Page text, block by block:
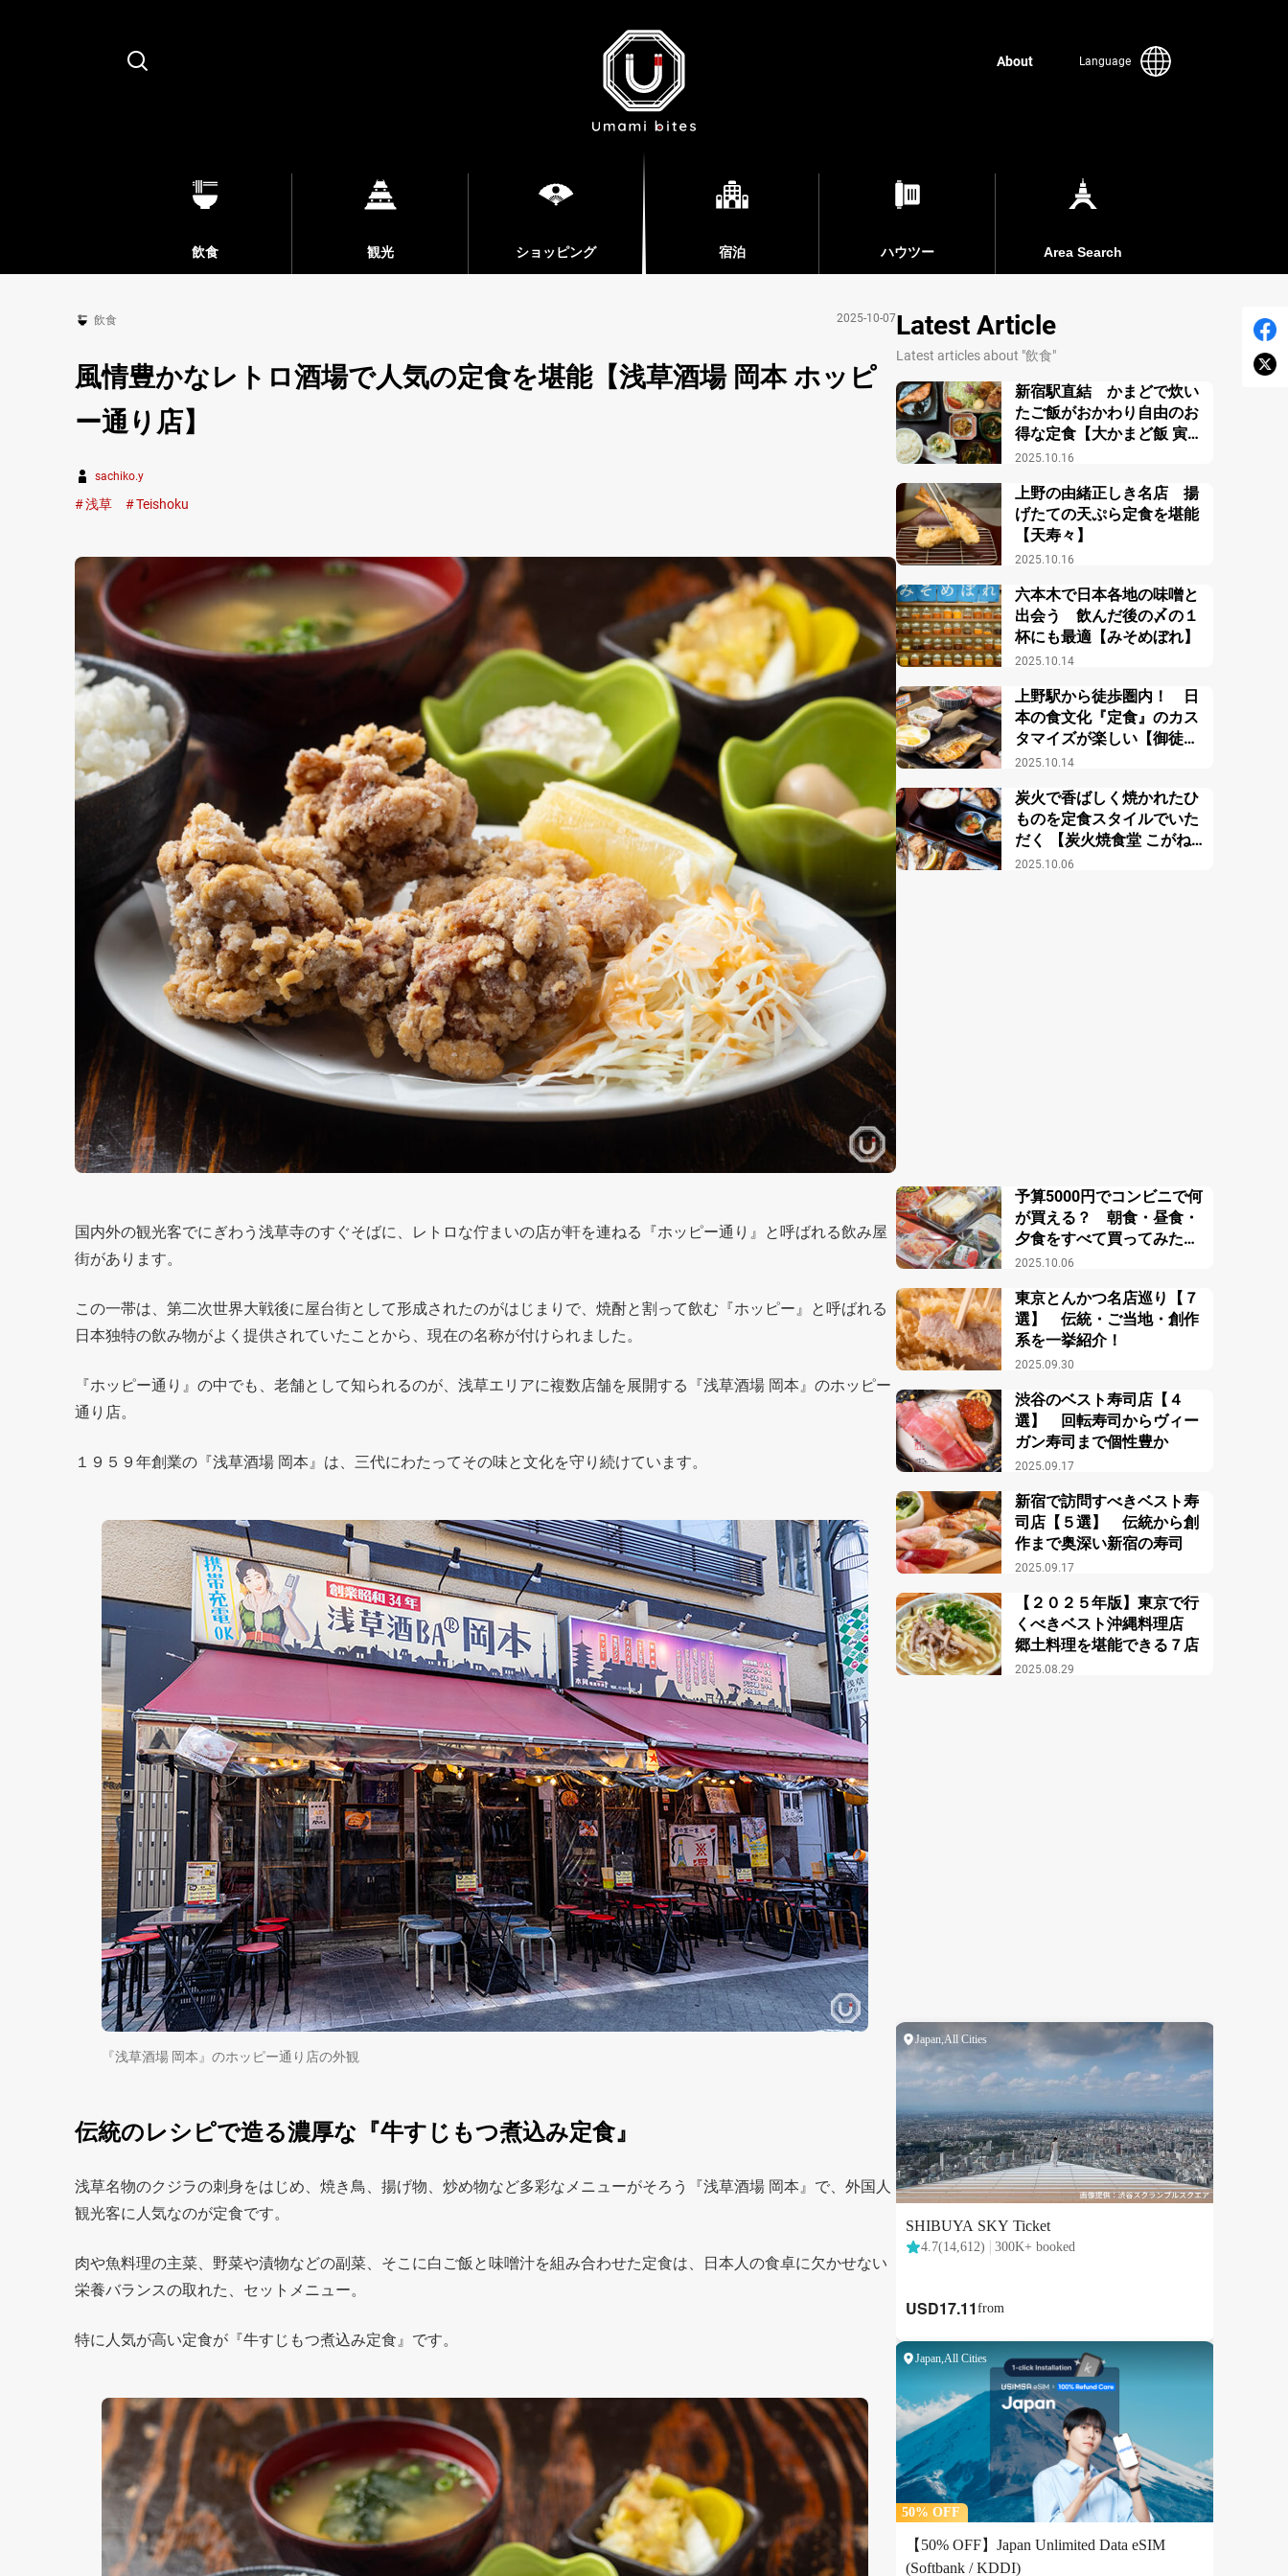
Search
About Language
飲食 観光 ショッピング 宿泊 ハウツー Area Search
飲食 2025-10-07
風情豊かなレトロ酒場で人気の定食を堪能【浅草酒場 岡本 ホッピ
ー通り店】
sachiko.y
浅草 Teishoku
国内外の観光客でにぎわう浅草寺のすぐそばに、レトロな佇まいの店が軒を連ねる『ホッピー通り』と呼ばれる飲み屋
街があります。
この一帯は、第二次世界大戦後に屋台街として形成されたのがはじまりで、焼酎と割って飲む『ホッピー』と呼ばれる
日本独特の飲み物がよく提供されていたことから、現在の名称が付けられました。
『ホッピー通り』の中でも、老舗として知られるのが、浅草エリアに複数店舗を展開する『浅草酒場 岡本』のホッピー
通り店。
１９５９年創業の『浅草酒場 岡本』は、三代にわたってその味と文化を守り続けています。
『浅草酒場 岡本』のホッピー通り店の外観
伝統のレシピで造る濃厚な『牛すじもつ煮込み定食』
浅草名物のクジラの刺身をはじめ、焼き鳥、揚げ物、炒め物など多彩なメニューがそろう『浅草酒場 岡本』で、外国人
観光客に人気なのが定食です。
肉や魚料理の主菜、野菜や漬物などの副菜、そこに白ご飯と味噌汁を組み合わせた定食は、日本人の食卓に欠かせない
栄養バランスの取れた、セットメニュー。
特に人気が高い定食が『牛すじもつ煮込み定食』です。
Latest Article
Latest articles about "飲食"
2025.10.16
新宿駅直結 かまどで炊い
たご飯がおかわり自由のお
得な定食【大かまど飯 寅福
ルミネ新宿店】
2025.10.16
上野の由緒正しき名店 揚
げたての天ぷら定食を堪能
【天寿々】
2025.10.14
六本木で日本各地の味噌と
出会う 飲んだ後の〆の１
杯にも最適【みそめぼれ】
2025.10.14
上野駅から徒歩圏内！ 日
本の食文化『定食』のカス
タマイズが楽しい【御徒町
小町食堂】
2025.10.06
炭火で香ばしく焼かれたひ
ものを定食スタイルでいた
だく 【炭火焼食堂 こがね
屋】
2025.10.06
予算5000円でコンビニで何
が買える？ 朝食・昼食・
夕食をすべて買ってみた結
果？
2025.09.30
東京とんかつ名店巡り【７
選】 伝統・ご当地・創作
系を一挙紹介！
2025.09.17
渋谷のベスト寿司店【４
選】 回転寿司からヴィー
ガン寿司まで個性豊か
2025.09.17
新宿で訪問すべきベスト寿
司店【５選】 伝統から創
作まで奥深い新宿の寿司
2025.08.29
【２０２５年版】東京で行
くべきベスト沖縄料理店
郷土料理を堪能できる７店